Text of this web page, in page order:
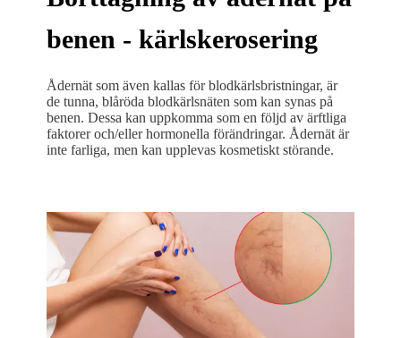
benen - kärlskerosering
Ådernät som även kallas för blodkärlsbristningar, är
de tunna, blåröda blodkärlsnäten som kan synas på
benen. Dessa kan uppkomma som en följd av ärftliga
faktorer och/eller hormonella förändringar. Ådernät är
inte farliga, men kan upplevas kosmetiskt störande.